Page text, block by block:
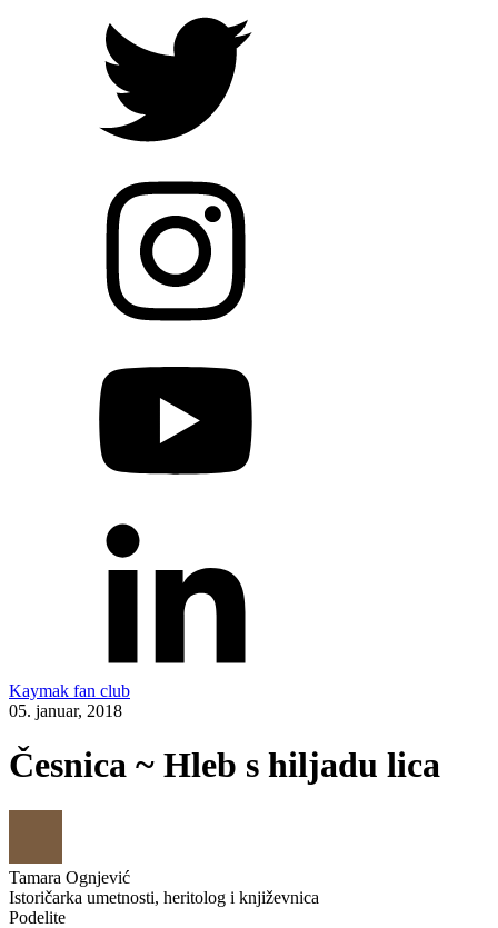
Kaymak fan club
05. januar, 2018
Česnica ~ Hleb s hiljadu lica
Tamara Ognjević
Istoričarka umetnosti, heritolog i književnica
Podelite